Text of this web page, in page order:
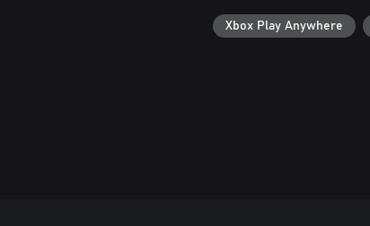
Xbox Play Anywhere